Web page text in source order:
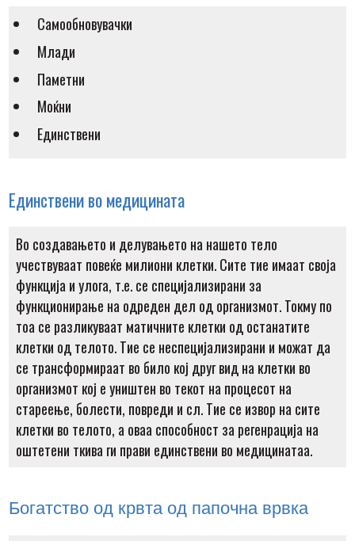
Самообновувачки
Млади
Паметни
Моќни
Единствени
Единствени во медицината
Во создавањето и делувањето на нашето тело
учествуваат повеќе милиони клетки. Сите тие имаат своја
функција и улога, т.е. се специјализирани за
функционирање на одреден дел од организмот. Токму по
тоа се разликуваат матичните клетки од останатите
клетки од телото. Тие се неспецијализирани и можат да
се трансформираат во било кој друг вид на клетки во
организмот кој е уништен во текот на процесот на
стареење, болести, повреди и сл. Тие се извор на сите
клетки во телото, а оваа способност за регенрација на
оштетени ткива ги прави единствени во медицинатаа.
Богатство од крвта од папочна врвка